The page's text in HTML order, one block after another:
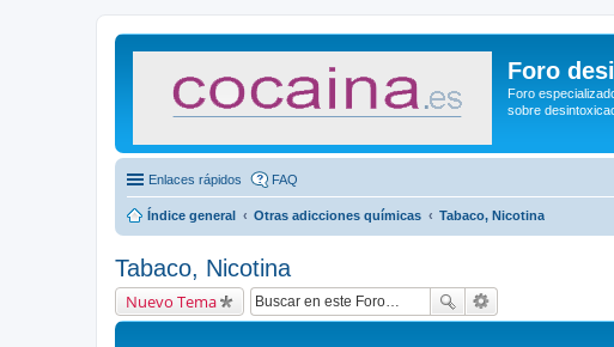
Foro
Foro
sobre
Enlaces rápidos FAQ
Índice general Otras adicciones químicas Tabaco, Nicotina
Tabaco, Nicotina
Nuevo Tema